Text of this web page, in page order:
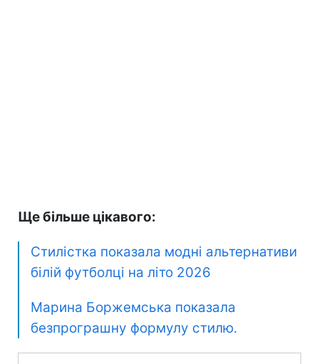
Ще більше цікавого:
Стилістка показала модні альтернативи
білій футболці на літо 2026
Марина Боржемська показала
безпрограшну формулу стилю.